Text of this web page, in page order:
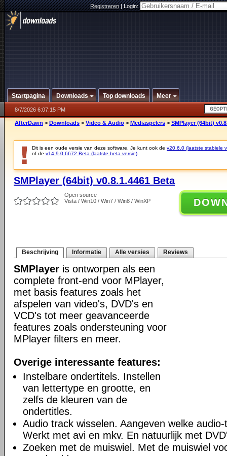
Registreren|Login:
Startpagina Downloads Top downloads Meer
8/7/2026 6:07:15 PM
AfterDawn > Downloads > Video & Audio > Mediaspelers > SMPlayer (64bit)
Dit is een oude versie van deze software. Je kunt ook de v20.6.0 (laatste stabiele
of de v14.9.0.6672 Beta (laatste beta versie)
SMPlayer (64bit) v0.8.1.4461 Beta
Open source
Vista / Win10 / Win7 / Win8 / WinXP
Beschrijving Informatie Alle versies Reviews
SMPlayer is ontworpen als een
complete front-end voor MPlayer,
met basis features zoals het
afspelen van video's, DVD's en
VCD's tot meer geavanceerde
features zoals ondersteuning voor
MPlayer filters en meer.
Overige interessante features:
Instelbare ondertitels. Instellen
van lettertype en grootte, en
zelfs de kleuren van de
ondertitles.
Audio track wisselen. Aangeven welke
Werkt met avi en mkv. En natuurlijk met
Zoeken met de muiswiel. Met de muiswiel